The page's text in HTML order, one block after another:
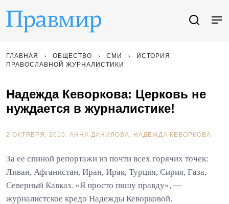
ГЛАВНАЯ ОБЩЕСТВО СМИ
ИСТОРИЯ
ПРАВОСЛАВНОЙ ЖУРНАЛИСТИКИ
Надежда Кеворкова: Церковь не
нуждается в журналистике!
2 ОКТЯБРЯ, 2010. АННА ДАНИЛОВА НАДЕЖДА КЕВОРКОВА
За ее спиной репортажи из почти всех горячих точек:
Ливан, Афганистан, Иран, Ирак, Турция, Сирия, Газа,
Северный Кавказ. «Я просто пишу правду», —
журналистское кредо Надежды Кеворковой.